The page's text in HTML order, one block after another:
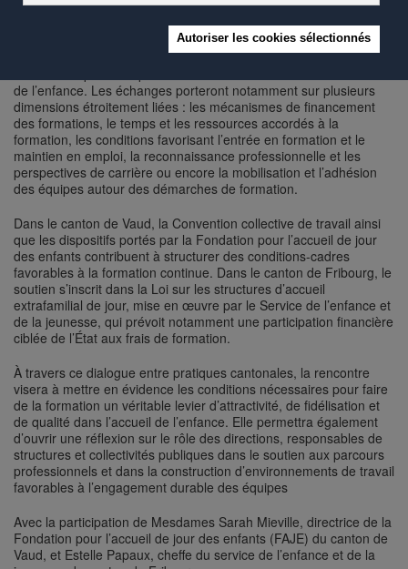
À partir d’un regard croisé entre les cantons de Vaud et de
Fribourg, la rencontre mettra en discussion différentes approches
institutionnelles visant à faciliter l’accès à la formation et à
de l’enfance. Les échanges porteront notamment sur plusieurs
dimensions étroitement liées : les mécanismes de financement
des formations, le temps et les ressources accordés à la
formation, les conditions favorisant l’entrée en formation et le
maintien en emploi, la reconnaissance professionnelle et les
perspectives de carrière ou encore la mobilisation et l’adhésion
des équipes autour des démarches de formation.
Dans le canton de Vaud, la Convention collective de travail ainsi
que les dispositifs portés par la Fondation pour l’accueil de jour
des enfants contribuent à structurer des conditions-cadres
favorables à la formation continue. Dans le canton de Fribourg, le
soutien s’inscrit dans la Loi sur les structures d’accueil
extrafamilial de jour, mise en œuvre par le Service de l’enfance et
de la jeunesse, qui prévoit notamment une participation financière
ciblée de l’État aux frais de formation.
À travers ce dialogue entre pratiques cantonales, la rencontre
visera à mettre en évidence les conditions nécessaires pour faire
de la formation un véritable levier d’attractivité, de fidélisation et
de qualité dans l’accueil de l’enfance. Elle permettra également
d’ouvrir une réflexion sur le rôle des directions, responsables de
structures et collectivités publiques dans le soutien aux parcours
professionnels et dans la construction d’environnements de travail
favorables à l’engagement durable des équipes
Avec la participation de Mesdames Sarah Mieville, directrice de la
Fondation pour l’accueil de jour des enfants (FAJE) du canton de
Vaud, et Estelle Papaux, cheffe du service de l’enfance et de la